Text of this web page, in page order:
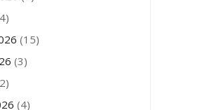
(15)
(3)
(4)